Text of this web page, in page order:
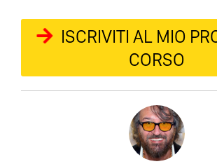
ISCRIVITI AL MIO
CORSO